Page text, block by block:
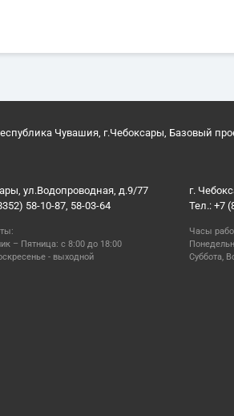
Чувашия, г.Чебоксары, Базовый
ул.Водопроводная, д.9/77
58-10-87, 58-03-64
– Пятница: с 8:00 до 18:00
- выходной
г.
Тел.: +7
Часы
Суббота,